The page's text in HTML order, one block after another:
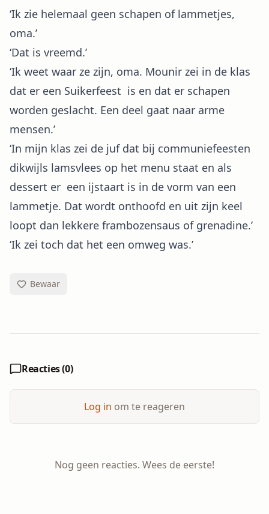
‘Ik zie helemaal geen schapen of lammetjes,
oma.’
‘Dat is vreemd.’
‘Ik weet waar ze zijn, oma. Mounir zei in de klas
dat er een Suikerfeest is en dat er schapen
worden geslacht. Een deel gaat naar arme
mensen.’
‘In mijn klas zei de juf dat bij communiefeesten
dikwijls lamsvlees op het menu staat en als
dessert er een ijstaart is in de vorm van een
lammetje. Dat wordt onthoofd en uit zijn keel
loopt dan lekkere frambozensaus of grenadine.’
‘Ik zei toch dat het een omweg was.’
Bewaar
Reacties (0)
Log in om te reageren
Nog geen reacties. Wees de eerste!